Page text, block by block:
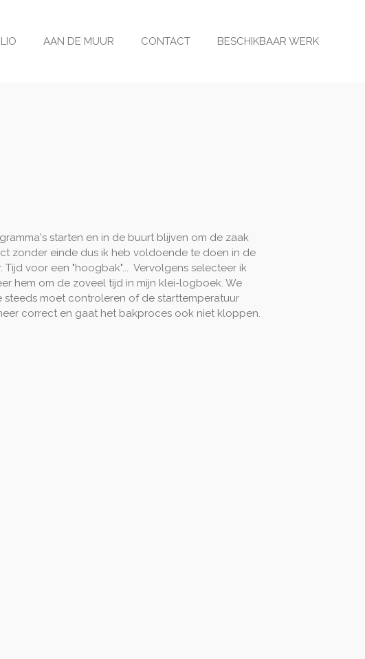
AAN DE MUUR CONTACT BESCHIKBAAR WERK
starten en in de buurt blijven om de zaak
zonder einde dus ik heb voldoende te doen in de
voor een "hoogbak"... Vervolgens selecteer ik
hem om de zoveel tijd in mijn klei-logboek. We
steeds moet controleren of de starttemperatuur
correct en gaat het bakproces ook niet kloppen.